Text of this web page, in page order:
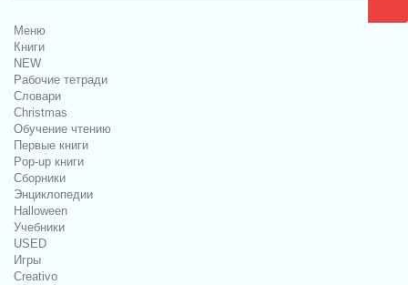
Меню
Книги
NEW
Рабочие тетради
Словари
Christmas
Обучение чтению
Первые книги
Pop-up книги
Сборники
Энциклопедии
Halloween
Учебники
USED
Игры
Creativo